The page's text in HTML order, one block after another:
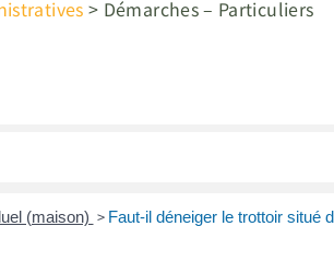
> Démarches – Particuliers
(maison) > Faut-il déneiger le trottoir situé